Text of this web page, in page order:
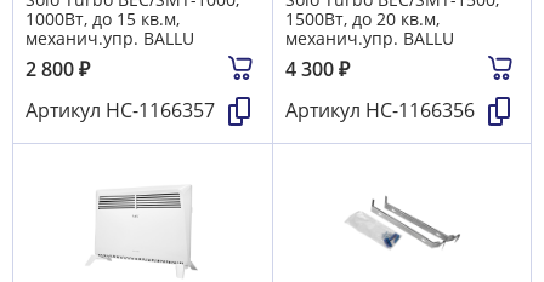
1000Вт, до 15 кв.м,
механич.упр. BALLU
2 800₽
Артикул НС-1166357
1500Вт, до 20 кв.м,
механич.упр. BALLU
4 300₽
Артикул НС-1166356